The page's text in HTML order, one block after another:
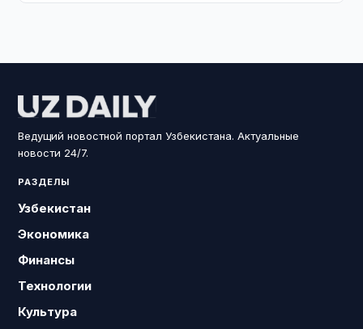
Ведущий новостной портал Узбекистана. Актуальные
новости 24/7.
РАЗДЕЛЫ
Узбекистан
Экономика
Финансы
Технологии
Культура